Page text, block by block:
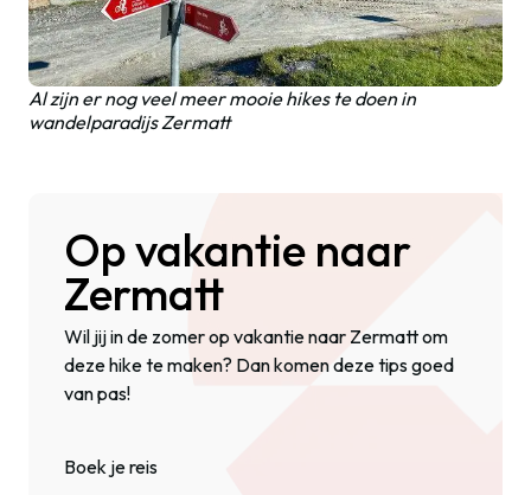
Al zijn er nog veel meer mooie hikes te doen in
wandelparadijs Zermatt
Op vakantie naar
Zermatt
Wil jij in de zomer op vakantie naar Zermatt om
deze hike te maken? Dan komen deze tips goed
van pas!
Boek je reis